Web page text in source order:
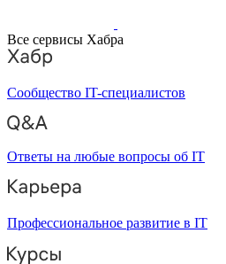
Все сервисы Хабра
Сообщество IT-специалистов
Ответы на любые вопросы об IT
Профессиональное развитие в IT